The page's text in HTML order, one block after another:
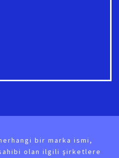
bir marka ismi,
olan ilgili şirketlere